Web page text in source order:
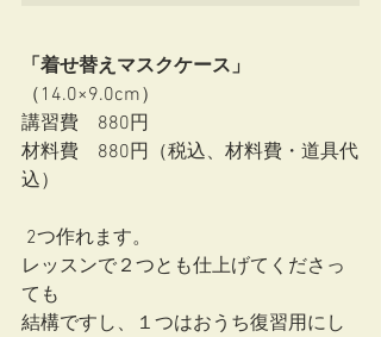
「着せ替えマスクケース」
（14.0×9.0cm）
講習費　880円
材料費　880円（税込、材料費・道具代
込）
2つ作れます。
レッスンで２つとも仕上げてくださっ
ても
結構ですし、１つはおうち復習用にし